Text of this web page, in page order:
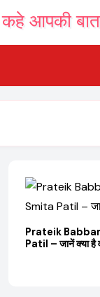
Prateik Babbar
Patil – जानें क्या है